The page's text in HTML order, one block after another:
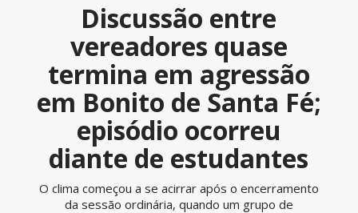
Discussão entre
vereadores quase
termina em agressão
em Bonito de Santa Fé;
episódio ocorreu
diante de estudantes
O clima começou a se acirrar após o encerramento
da sessão ordinária, quando um grupo de